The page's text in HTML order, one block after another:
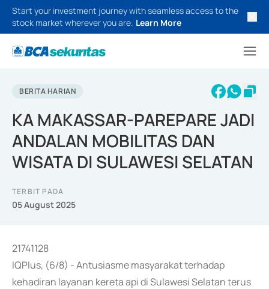
Start your investment journey with seamless access to the
stock market wherever you are. Learn More
BERITA HARIAN
KA MAKASSAR-PAREPARE JADI
ANDALAN MOBILITAS DAN
WISATA DI SULAWESI SELATAN
TERBIT PADA
05 August 2025
21741128
IQPlus, (6/8) - Antusiasme masyarakat terhadap
kehadiran layanan kereta api di Sulawesi Selatan terus